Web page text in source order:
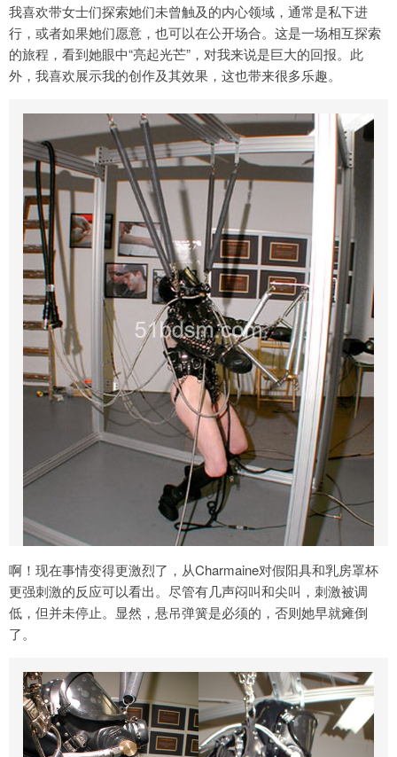
我喜欢带女士们探索她们未曾触及的内心领域，通常是私下进
行，或者如果她们愿意，也可以在公开场合。这是一场相互探索
的旅程，看到她眼中“亮起光芒”，对我来说是巨大的回报。此
外，我喜欢展示我的创作及其效果，这也带来很多乐趣。
啊！现在事情变得更激烈了，从Charmaine对假阳具和乳房罩杯
更强刺激的反应可以看出。尽管有几声闷叫和尖叫，刺激被调
低，但并未停止。显然，悬吊弹簧是必须的，否则她早就瘫倒
了。